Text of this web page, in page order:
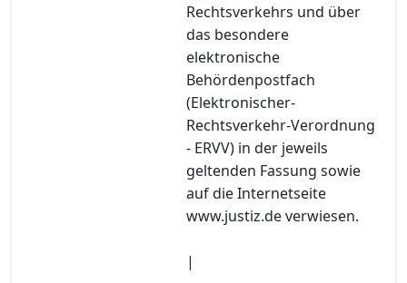
Rechtsverkehrs und über
das besondere
elektronische
Behördenpostfach
(Elektronischer-
Rechtsverkehr-Verordnung
- ERVV) in der jeweils
geltenden Fassung sowie
auf die Internetseite
www.justiz.de verwiesen.
|